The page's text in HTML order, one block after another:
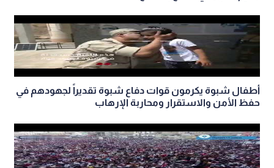
أطفال شبوة يكرمون قوات دفاع شبوة تقديراً لجهودهم في
حفظ الأمن والاستقرار ومحاربة الإرهاب